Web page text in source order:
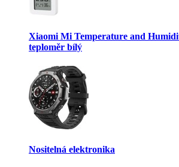
Xiaomi Mi Temperature and
teploměr bílý
Nositelná elektronika